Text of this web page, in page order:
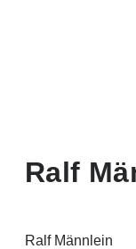
Ralf
Ralf Männlein